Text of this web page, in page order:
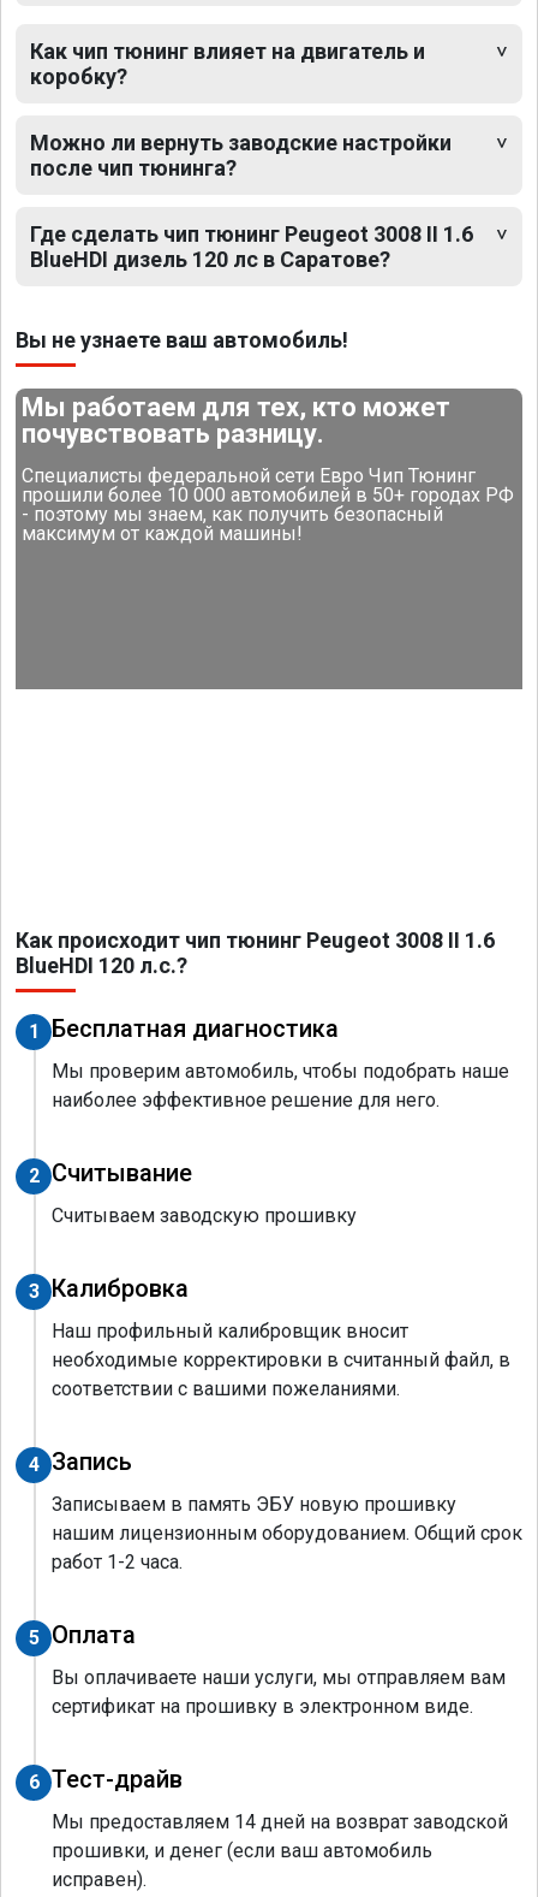
Как чип тюнинг влияет на двигатель и
коробку?
Можно ли вернуть заводские настройки
после чип тюнинга?
Где сделать чип тюнинг Peugeot 3008 II 1.6
BlueHDI дизель 120 лс в Саратове?
Вы не узнаете ваш автомобиль!
Мы работаем для тех, кто может
почувствовать разницу.
Специалисты федеральной сети Евро Чип Тюнинг
прошили более 10 000 автомобилей в 50+ городах РФ
- поэтому мы знаем, как получить безопасный
максимум от каждой машины!
Как происходит чип тюнинг Peugeot 3008 II 1.6
BlueHDI 120 л.с.?
1 Бесплатная диагностика
Мы проверим автомобиль, чтобы подобрать наше
наиболее эффективное решение для него.
2 Считывание
Считываем заводскую прошивку
3 Калибровка
Наш профильный калибровщик вносит
необходимые корректировки в считанный файл, в
соответствии с вашими пожеланиями.
4 Запись
Записываем в память ЭБУ новую прошивку
нашим лицензионным оборудованием. Общий срок
работ 1-2 часа.
5 Оплата
Вы оплачиваете наши услуги, мы отправляем вам
сертификат на прошивку в электронном виде.
6 Тест-драйв
Мы предоставляем 14 дней на возврат заводской
прошивки, и денег (если ваш автомобиль
исправен).